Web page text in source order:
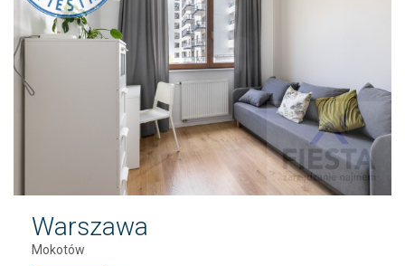
Warszawa
Mokotów